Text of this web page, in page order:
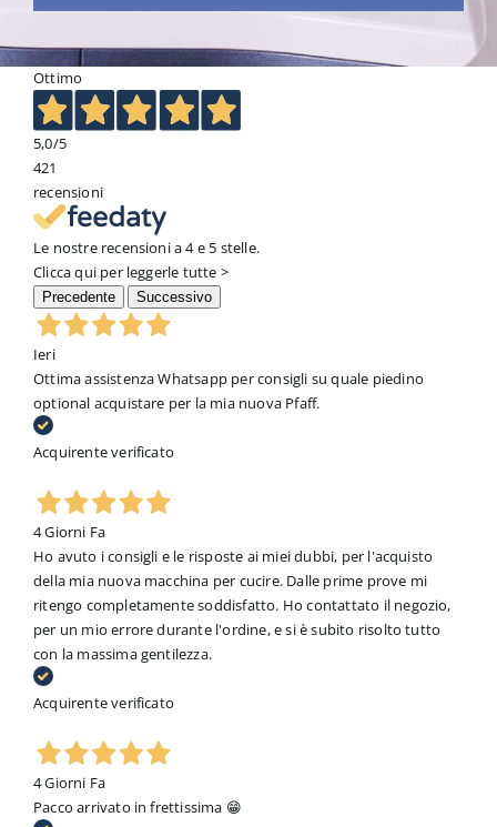
Ottimo
5,0/5
421
recensioni
Le nostre recensioni a 4 e 5 stelle.
Clicca qui per leggerle tutte >
Precedente Successivo
Ieri
Ottima assistenza Whatsapp per consigli su quale piedino
optional acquistare per la mia nuova Pfaff.
Acquirente verificato
4 Giorni Fa
Ho avuto i consigli e le risposte ai miei dubbi, per l'acquisto
della mia nuova macchina per cucire. Dalle prime prove mi
ritengo completamente soddisfatto. Ho contattato il negozio,
per un mio errore durante l'ordine, e si è subito risolto tutto
con la massima gentilezza.
Acquirente verificato
4 Giorni Fa
Pacco arrivato in frettissima 😁